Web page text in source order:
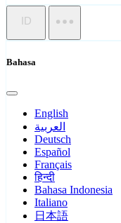
ID
Bahasa
English
العربية
Deutsch
Español
Français
हिन्दी
Bahasa Indonesia
Italiano
日本語